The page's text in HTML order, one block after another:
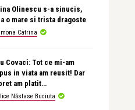
Olinescu s-a sinucis,
o mare si trista dragoste
Catrina
Covaci: Tot ce mi-am
in viata am reusit! Dar
am platit…
Năstase Buciuta